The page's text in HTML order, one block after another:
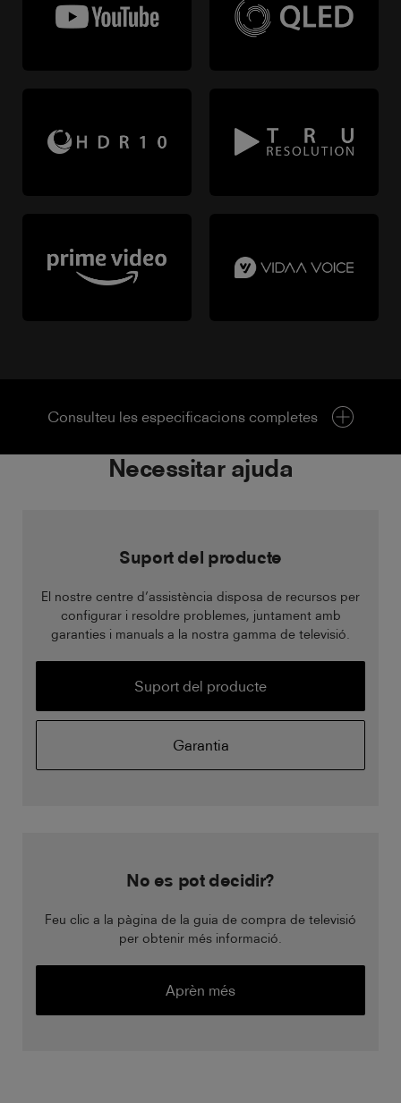
Consulteu les especificacions completes
Necessitar ajuda
Suport del producte
El nostre centre d’assistència disposa de recursos per
configurar i resoldre problemes, juntament amb
garanties i manuals a la nostra gamma de televisió.
Suport del producte
Garantia
No es pot decidir?
Feu clic a la pàgina de la guia de compra de televisió
per obtenir més informació.
Aprèn més